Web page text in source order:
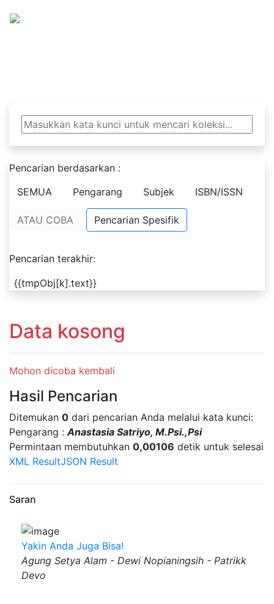
Pencarian berdasarkan :
SEMUA
Pengarang Subjek ISBN/ISSN
ATAU COBA Pencarian Spesifik
Pencarian terakhir:
{{tmpObj[k].text}}
Data kosong
Mohon dicoba kembali
Hasil Pencarian
Ditemukan 0 dari pencarian Anda melalui kata kunci:
Pengarang :Anastasia Satriyo, M.Psi.,Psi
Permintaan membutuhkan 0,00106 detik untuk selesai
XML ResultJSON Result
Saran
Yakin Anda Juga Bisa!
Agung Setya Alam - Dewi Nopianingsih - Patrikk
Devo